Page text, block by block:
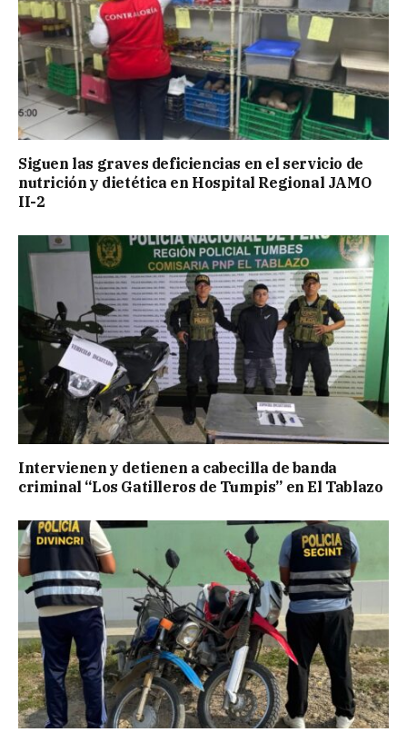
Siguen las graves deficiencias en el servicio de
nutrición y dietética en Hospital Regional JAMO
II-2
Intervienen y detienen a cabecilla de banda
criminal “Los Gatilleros de Tumpis” en El Tablazo